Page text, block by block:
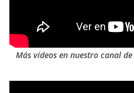
Más vídeos en nuestro canal de